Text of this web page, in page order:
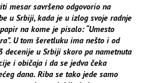
mesar savršeno odgovorio na
u Srbiji, kada je u izlog svoje radnje
na kome je pisalo: “Umesto
U tom šeretluku ima nešto i od
u Srbiji skoro pa nametnuta
i običaja i da se jedva čeka
dana. Riba se tako jede samo